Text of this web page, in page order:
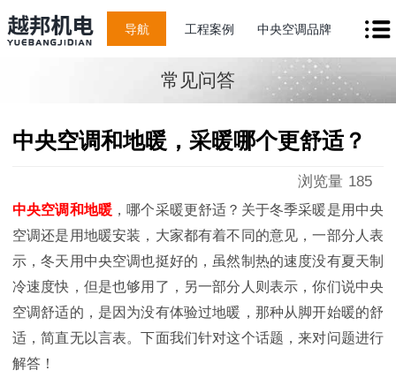
导航 工程案例 中央空调品牌
常见问答
中央空调和地暖，采暖哪个更舒适？
浏览量 185
中央空调和地暖 ，哪个采暖更舒适？关于冬季采暖是用中央
空调还是用地暖安装，大家都有着不同的意见，一部分人表
示，冬天用中央空调也挺好的，虽然制热的速度没有夏天制
冷速度快，但是也够用了，另一部分人则表示，你们说中央
空调舒适的，是因为没有体验过地暖，那种从脚开始暖的舒
适，简直无以言表。下面我们针对这个话题，来对问题进行
解答！